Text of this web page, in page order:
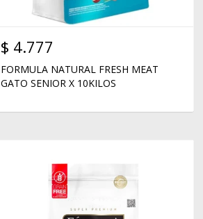
$ 4.777
FORMULA NATURAL FRESH MEAT
GATO SENIOR X 10KILOS